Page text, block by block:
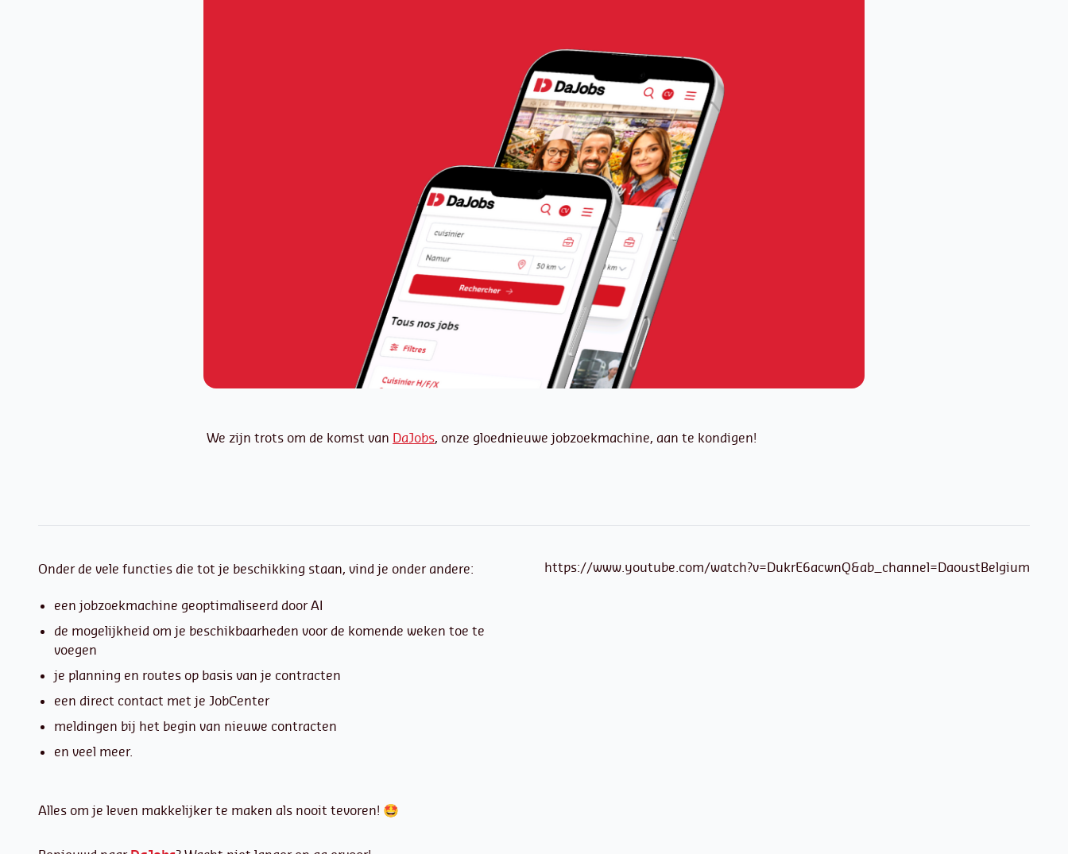
We zijn trots om de komst van DaJobs, onze gloednieuwe jobzoekmachine, aan te kondigen!
https://www.youtube.com/watch?v=DukrE6acwnQ&ab_channel=DaoustBelgium
Onder de vele functies die tot je beschikking staan, vind je onder andere:
een jobzoekmachine geoptimaliseerd door AI
de mogelijkheid om je beschikbaarheden voor de komende weken toe te
voegen
je planning en routes op basis van je contracten
een direct contact met je JobCenter
meldingen bij het begin van nieuwe contracten
en veel meer.
Alles om je leven makkelijker te maken als nooit tevoren! 🤩